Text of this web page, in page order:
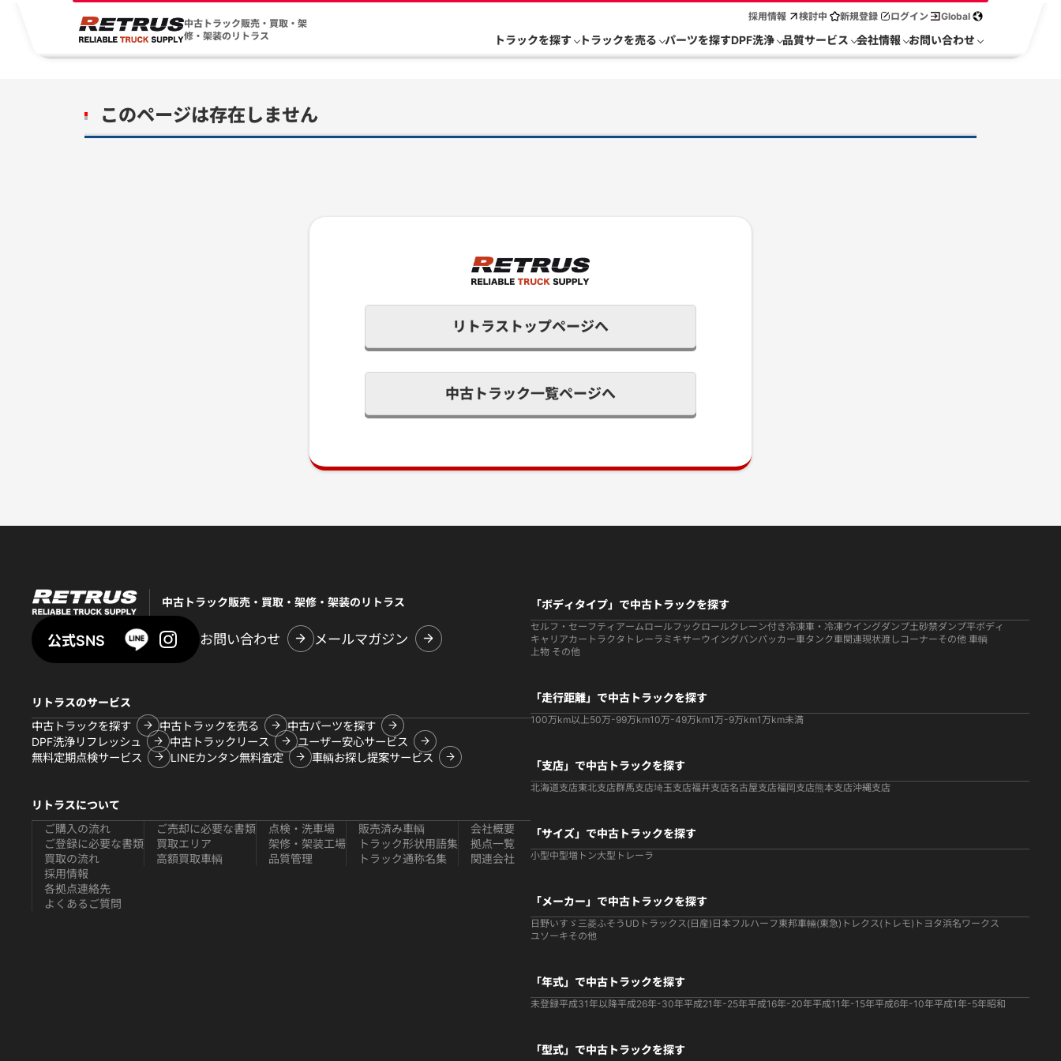
中古トラック販売・買取・架
修・架装のリトラス
採用情報 検討中 新規登録 ログイン Global
トラックを探す トラックを売る パーツを探すDPF洗浄 品質サービス 会社情報 お問い合わせ
このページは存在しません
リトラストップページへ
中古トラック一覧ページへ
中古トラック販売・買取・架修・架装のリトラス
公式SNS お問い合わせ メールマガジン
リトラスのサービス
中古トラックを探す
中古トラックを売る
中古パーツを探す
DPF洗浄リフレッシュ
中古トラックリース
ユーザー安心サービス
無料定期点検サービス
LINEカンタン無料査定 車輌お探し提案サービス
リトラスについて
ご購入の流れ
ご登録に必要な書類
買取の流れ
ご売却に必要な書類
買取エリア
高額買取車輌
点検・洗車場
架修・架装工場
品質管理
販売済み車輌
トラック形状用語集
トラック通称名集
会社概要
拠点一覧
関連会社
採用情報
各拠点連絡先
よくあるご質問
「ボディタイプ」で中古トラックを探す
セルフ・セーフティ アームロールフックロールクレーン付き冷凍車・冷凍ウイングダンプ土砂禁ダンプ平ボディ
キャリアカー トラクタ トレーラ ミキサーウイングバンパッカー車タンク車関連現状渡しコーナーその他 車輌
上物 その他
「走行距離」で中古トラックを探す
100万km以上50万-99万km10万-49万km1万-9万km1万km未満
「支店」で中古トラックを探す
北海道支店東北支店群馬支店埼玉支店福井支店名古屋支店福岡支店熊本支店沖縄支店
「サイズ」で中古トラックを探す
小型中型増トン大型 トレーラ
「メーカー」で中古トラックを探す
日野いすゞ 三菱ふそう UDトラックス(日産) 日本フルハーフ 東邦車輛(東急) トレクス(トレモ) トヨタ浜名ワークス
ユソーキその他
「年式」で中古トラックを探す
未登録平成31年以降平成26年-30年平成21年-25年平成16年-20年平成11年-15年平成6年-10年平成1年-5年昭和
「型式」で中古トラックを探す